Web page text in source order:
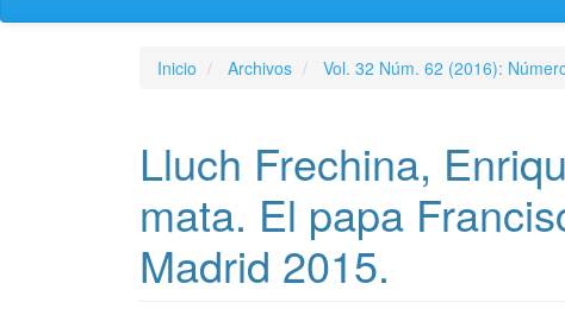
Inicio Archivos Vol. 32 Núm. 62 (2016):
Lluch Frechina,
mata. El papa
Madrid 2015.